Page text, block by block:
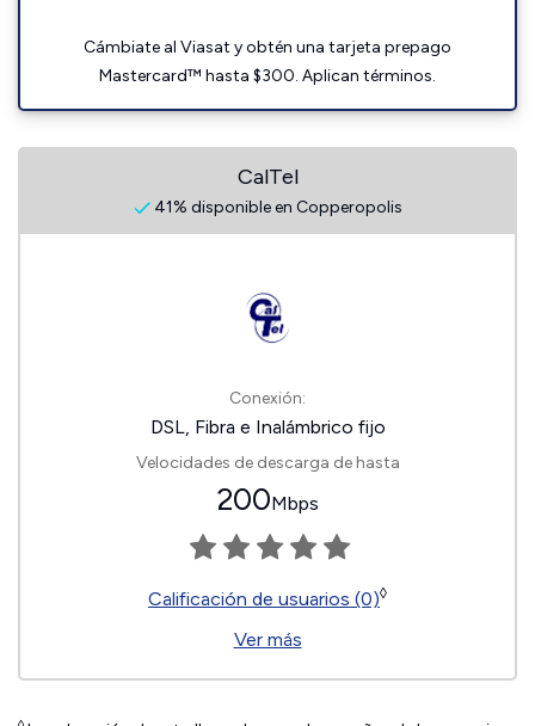
Cámbiate al Viasat y obtén una tarjeta prepago
Mastercard™ hasta $300. Aplican términos.
CalTel
41% disponible en Copperopolis
Conexión:
DSL, Fibra e Inalámbrico fijo
Velocidades de descarga de hasta
200Mbps
Calificación de usuarios (0)◊
Ver más